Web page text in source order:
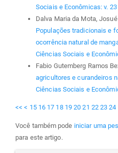
Sociais e Econômicas: v.
Dalva Maria da Mota,
Populações tradicionais e
ocorrência natural de
Ciências Sociais e
Fabio Gutemberg Ramos
agricultores e curandeiros
Ciências Sociais e
<< < 15 16 17 18 19 20 21 22 23 24
Você também pode iniciar uma
para este artigo.